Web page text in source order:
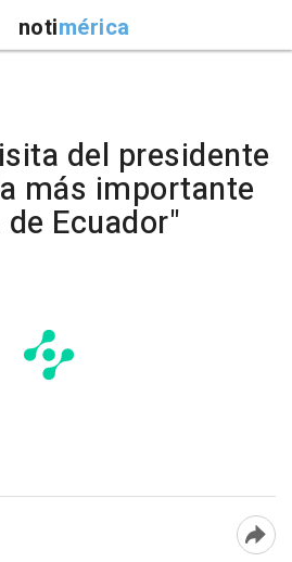
notimérica
del presidente
más importante
Ecuador"